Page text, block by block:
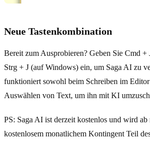
Neue Tastenkombination
Bereit zum Ausprobieren? Geben Sie Cmd +
Strg + J (auf Windows) ein, um Saga AI zu
funktioniert sowohl beim Schreiben im
Auswählen von Text, um ihn mit KI
PS: Saga AI ist derzeit kostenlos und wird
kostenlosem monatlichem Kontingent Teil